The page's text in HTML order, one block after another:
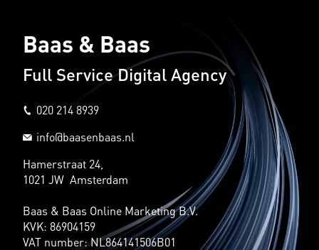
Baas & Baas
Full Service Digital Agency
020 214 8939
info@baasenbaas.nl
Hamerstraat 24,
1021 JW Amsterdam
Baas & Baas Online Marketing B.V.
KVK: 86904159
VAT number: NL864141506B01